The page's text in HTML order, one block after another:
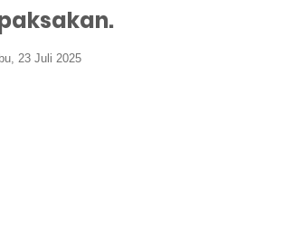
23 Juli 2025